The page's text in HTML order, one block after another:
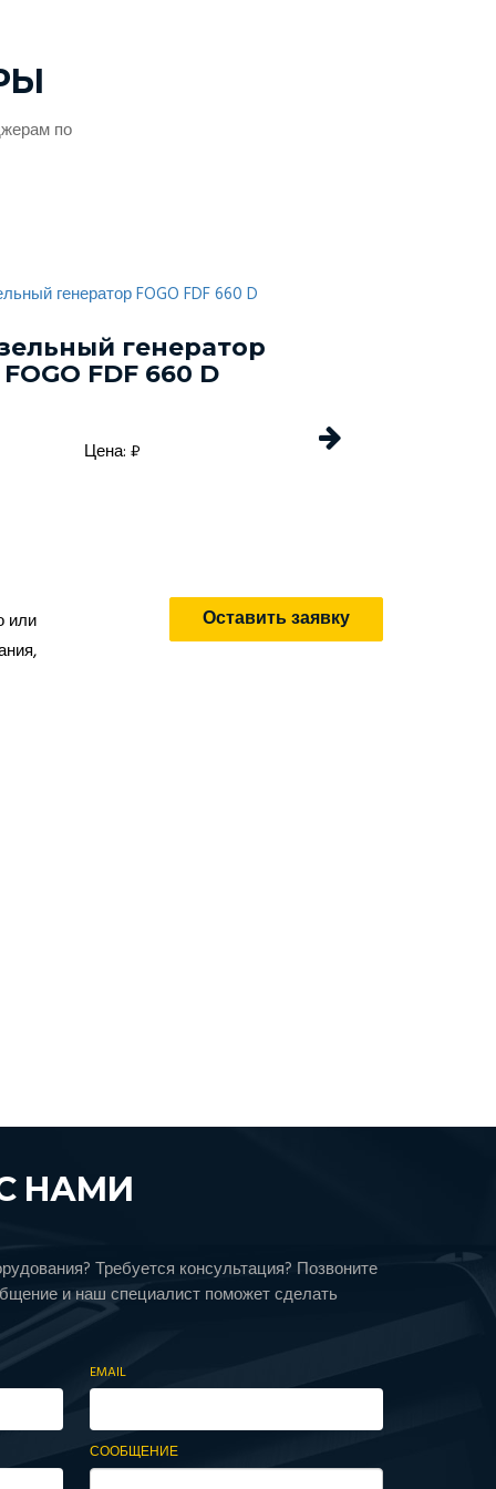
по
генератор
FOGO FDF 660 D
Цена: ₽
или
Оставить заявку
НАМИ
Требуется консультация? Позвоните
и наш специалист поможет сделать
EMAIL
СООБЩЕНИЕ